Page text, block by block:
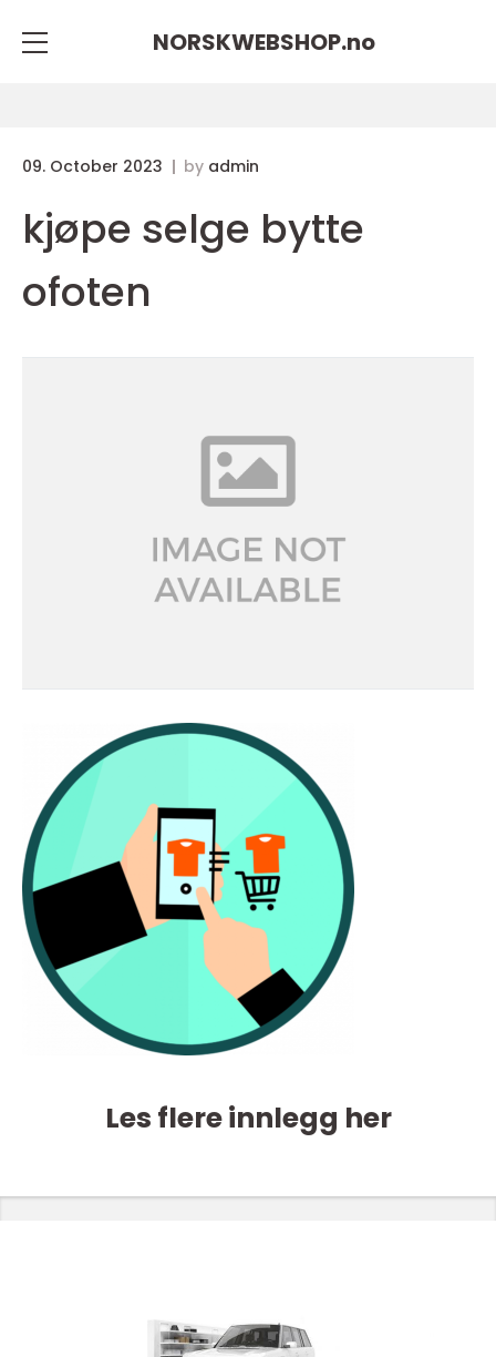
NORSKWEBSHOP.no
09. October 2023 by admin
kjøpe selge bytte
ofoten
Les flere innlegg her